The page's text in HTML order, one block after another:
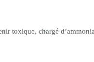
toxique, chargé